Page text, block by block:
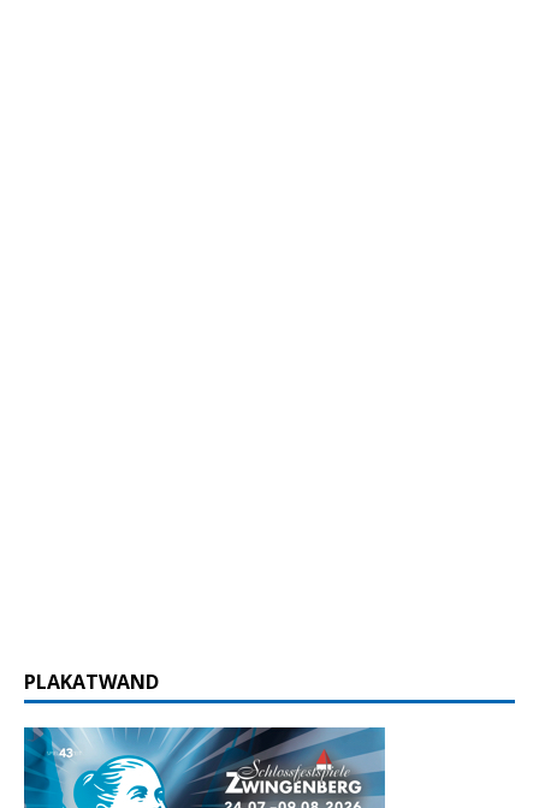
PLAKATWAND